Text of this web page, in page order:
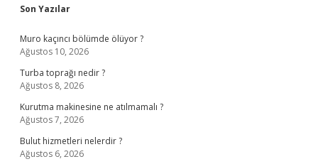
Sidebar
Son Yazılar
Muro kaçıncı bölümde ölüyor ?
Ağustos 10, 2026
Turba toprağı nedir ?
Ağustos 8, 2026
Kurutma makinesine ne atılmamalı ?
Ağustos 7, 2026
Bulut hizmetleri nelerdir ?
Ağustos 6, 2026